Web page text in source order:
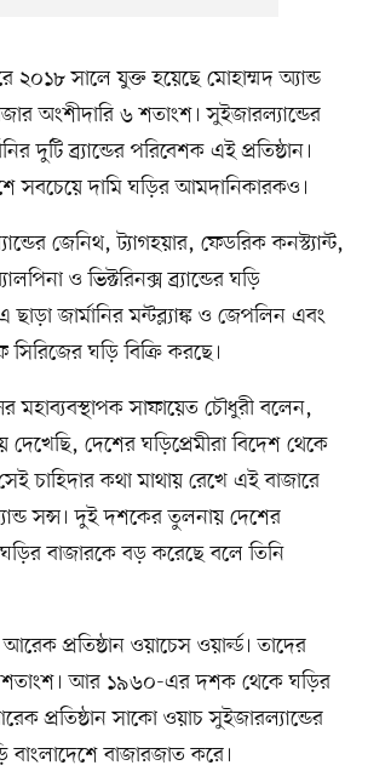
২০১৮ সালে যুক্ত হয়েছে মোহাম্মদ অ্যান্ড
অংশীদারি ৬ শতাংশ। সুইজারল্যান্ডের
দুটি ব্র্যান্ডের পরিবেশক এই প্রতিষ্ঠান।
সবচেয়ে দামি ঘড়ির আমদানিকারকও।
জেনিথ, ট্যাগহয়ার, ফেডরিক কনস্ট্যান্ট,
ও ভিক্টরিনক্স ব্র্যান্ডের ঘড়ি
জার্মানির মন্টব্ল্যাঙ্ক ও জেপলিন এবং
ঘড়ি বিক্রি করছে।
মহাব্যবস্থাপক সাফায়েত চৌধুরী বলেন,
দেশের ঘড়িপ্রেমীরা বিদেশ থেকে
চাহিদার কথা মাথায় রেখে এই বাজারে
সন্স। দুই দশকের তুলনায় দেশের
বাজারকে বড় করেছে বলে তিনি
প্রতিষ্ঠান ওয়াচেস ওয়ার্ল্ড। তাদের
শতাংশ। আর ১৯৬০-এর দশক থেকে ঘড়ির
প্রতিষ্ঠান সাকো ওয়াচ সুইজারল্যান্ডের
বাংলাদেশে বাজারজাত করে।